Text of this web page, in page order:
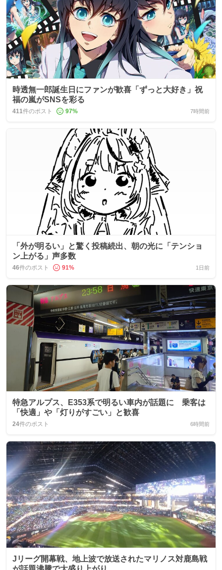
時透無一郎誕生日にファンが歓喜「ずっと大好き」祝
福の嵐がSNSを彩る
411件のポスト 97% 7時間前
「外が明るい」と驚く投稿続出、朝の光に「テンショ
ン上がる」声多数
46件のポスト 91% 1日前
特急アルプス、E353系で明るい車内が話題に 乗客は
「快適」や「灯りがすごい」と歓喜
24件のポスト 6時間前
Jリーグ開幕戦、地上波で放送されたマリノス対鹿島戦